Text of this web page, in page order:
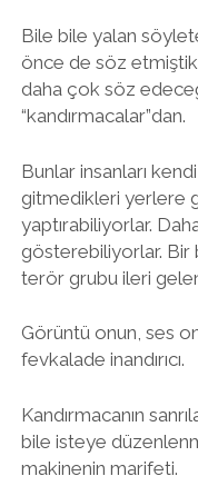
Bile bile yalan
önce de söz
daha çok söz
“kandırmacalar”dan.
Bunlar insanları
gitmedikleri yerlere
yaptırabiliyorlar.
gösterebiliyorlar. Bir
terör grubu ileri
Görüntü onun, ses
fevkalade inandırıcı.
Kandırmacanın
bile isteye
makinenin marifeti.